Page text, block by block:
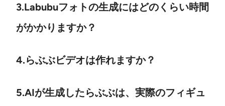
3.Labubuフォトの生成にはどのくらい時間
がかかりますか？
4.らぶぶビデオは作れますか？
5.AIが生成したらぶぶは、実際のフィギュ